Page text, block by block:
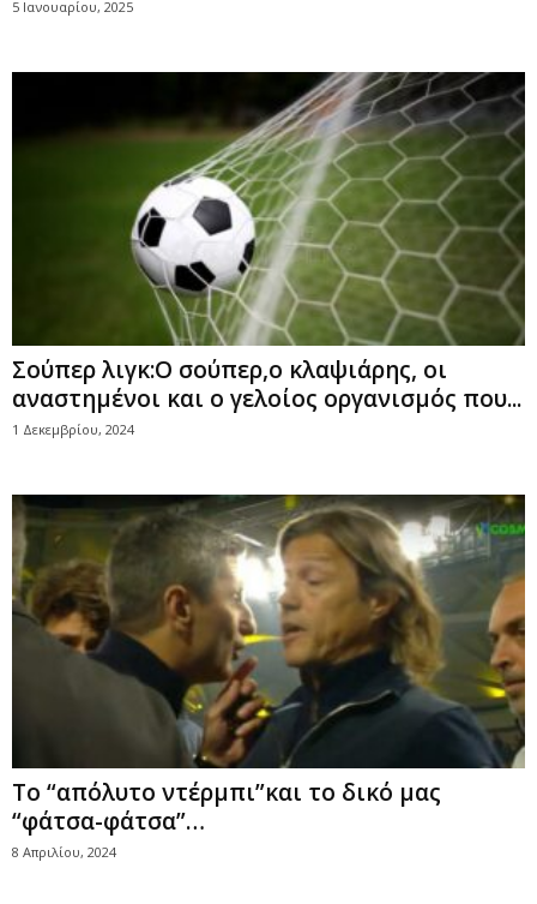
5 Ιανουαρίου, 2025
Σούπερ λιγκ:Ο σούπερ,ο κλαψιάρης, οι
αναστημένοι και ο γελοίος οργανισμός που...
1 Δεκεμβρίου, 2024
Το “απόλυτο ντέρμπι”και το δικό μας
“φάτσα-φάτσα”…
8 Απριλίου, 2024